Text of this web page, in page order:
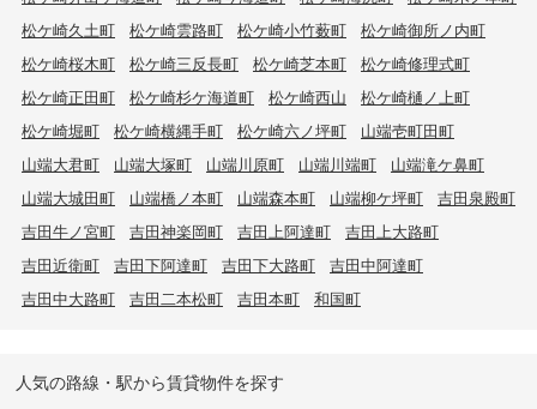
松ケ崎久土町
松ケ崎雲路町 松ケ崎小竹薮町
松ケ崎御所ノ内町
松ケ崎桜木町
松ケ崎三反長町 松ケ崎芝本町
松ケ崎修理式町
松ケ崎正田町
松ケ崎杉ケ海道町 松ケ崎西山
松ケ崎樋ノ上町
松ケ崎堀町
松ケ崎横縄手町 松ケ崎六ノ坪町
山端壱町田町
山端大君町
山端大塚町 山端川原町 山端川端町
山端滝ケ鼻町
山端大城田町
山端橋ノ本町 山端森本町 山端柳ケ坪町
吉田泉殿町
吉田牛ノ宮町
吉田神楽岡町 吉田上阿達町
吉田上大路町
吉田近衛町
吉田下阿達町 吉田下大路町
吉田中阿達町
吉田中大路町
吉田二本松町 吉田本町 和国町
人気の路線・駅から賃貸物件を探す